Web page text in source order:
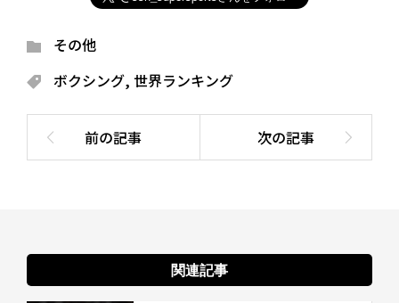
その他
ボクシング, 世界ランキング
関連記事